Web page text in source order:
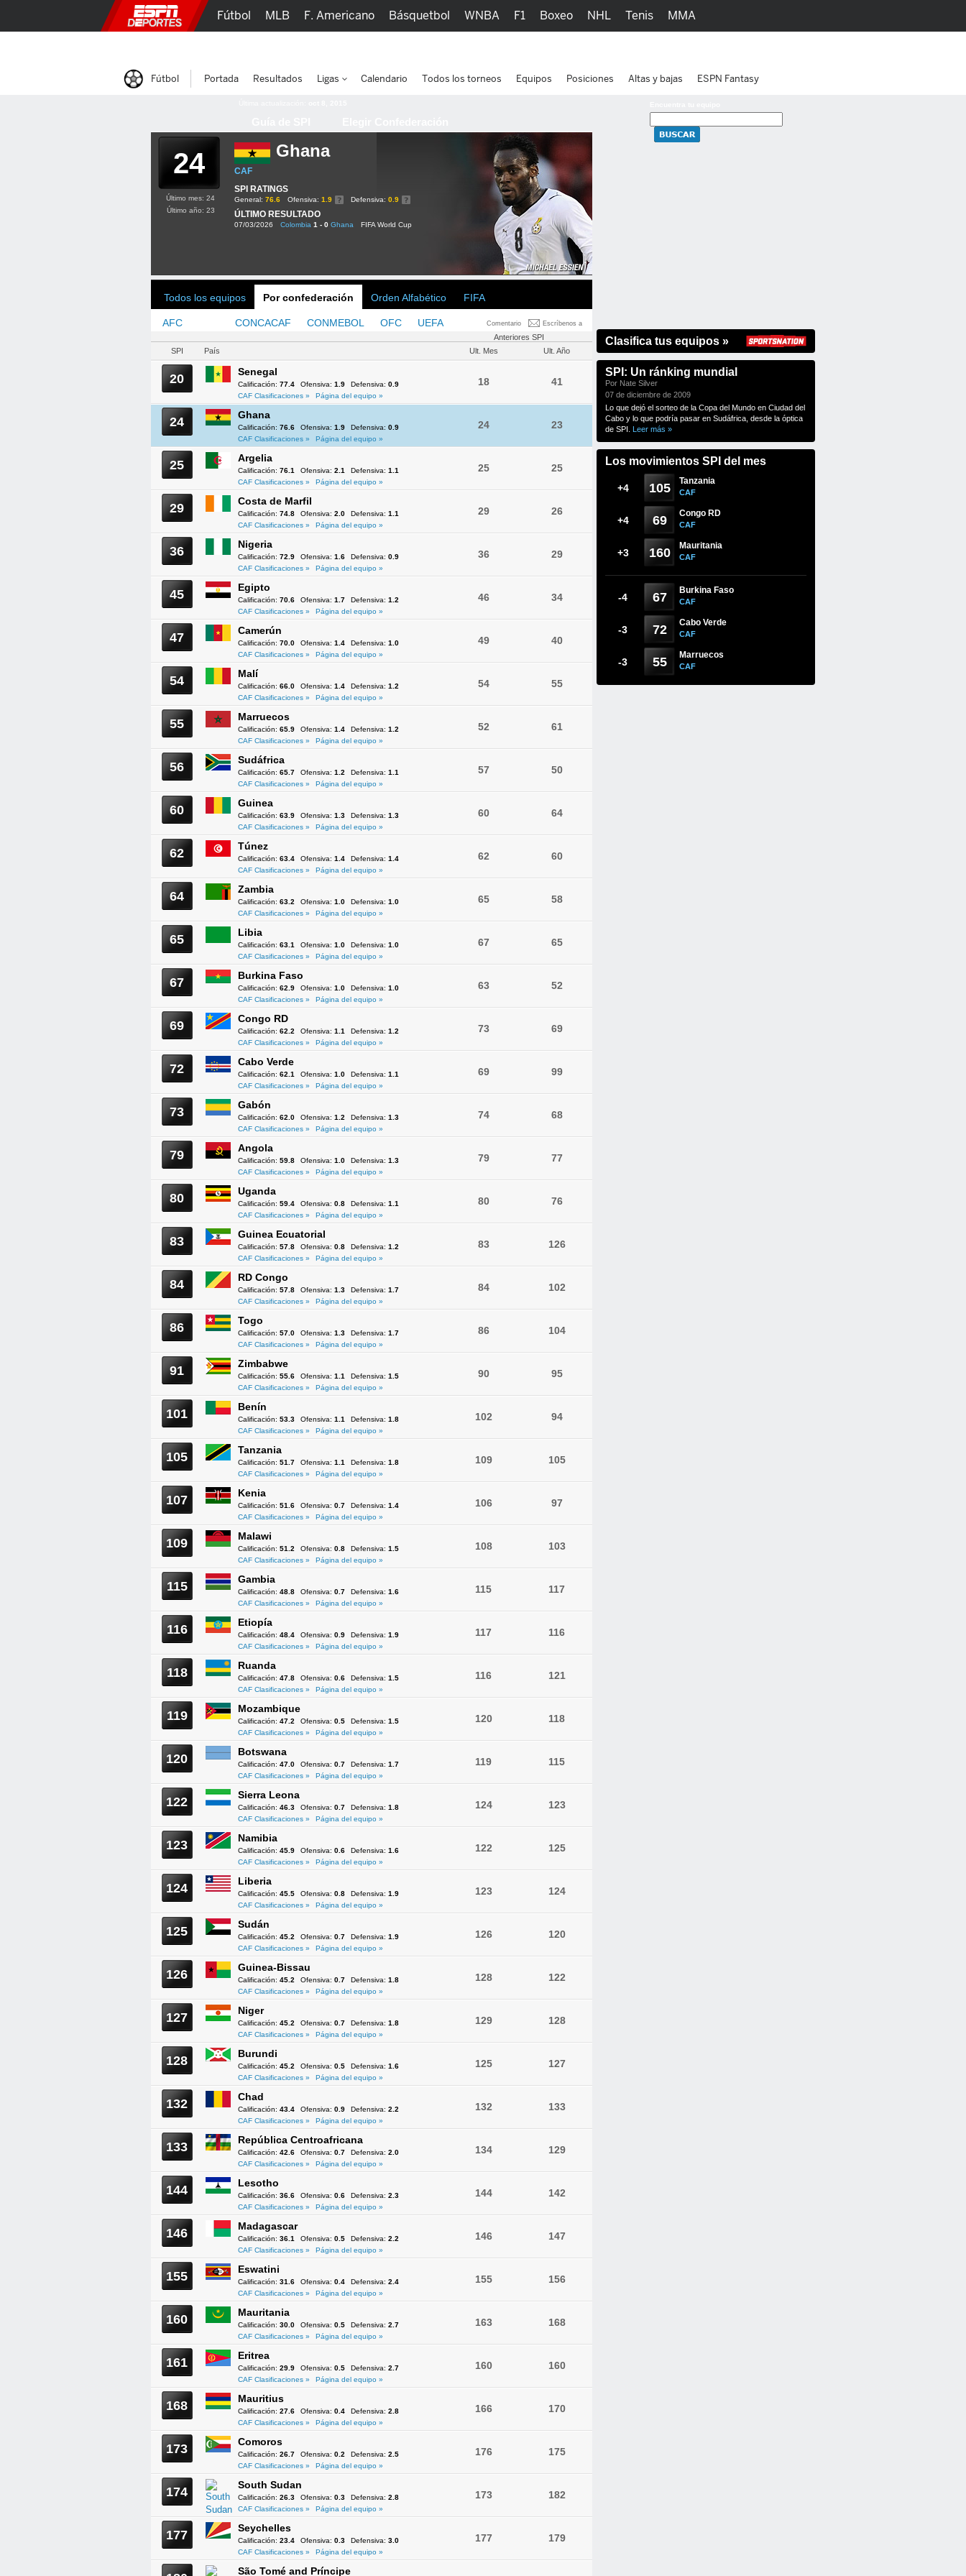
24 Ghana
CAF
SPI RATINGS
General: 76.6 Ofensiva: 1.9 Defensiva: 0.9
ÚLTIMO RESULTADO
07/03/2026 Colombia 1 - 0 Ghana FIFA World Cup
Último mes: 24
Último año: 23
Todos los equipos Por confederación Orden Alfabético FIFA
Comentario Escríbenos a
AFC CONCACAF CONMEBOL OFC UEFA
Anteriores SPI
SPI
País Ult. Mes Ult. Año
20 Senegal
Calificación: 77.4 Ofensiva: 1.9 Defensiva: 0.9
CAF Clasificaciones »
Página del equipo »
18 41
24 Ghana
Calificación: 76.6 Ofensiva: 1.9 Defensiva: 0.9
CAF Clasificaciones »
Página del equipo »
24 23
25 Argelia
Calificación: 76.1 Ofensiva: 2.1 Defensiva: 1.1
CAF Clasificaciones »
Página del equipo »
25 25
29 Costa de Marfil
Calificación: 74.8 Ofensiva: 2.0 Defensiva: 1.1
CAF Clasificaciones »
Página del equipo »
29 26
36 Nigeria
Calificación: 72.9 Ofensiva: 1.6 Defensiva: 0.9
CAF Clasificaciones »
Página del equipo »
36 29
45 Egipto
Calificación: 70.6 Ofensiva: 1.7 Defensiva: 1.2
CAF Clasificaciones »
Página del equipo »
46 34
47 Camerún
Calificación: 70.0 Ofensiva: 1.4 Defensiva: 1.0
CAF Clasificaciones »
Página del equipo »
49 40
54 Malí
Calificación: 66.0 Ofensiva: 1.4 Defensiva: 1.2
CAF Clasificaciones »
Página del equipo »
54 55
55 Marruecos
Calificación: 65.9 Ofensiva: 1.4 Defensiva: 1.2
CAF Clasificaciones »
Página del equipo »
52 61
56 Sudáfrica
Calificación: 65.7 Ofensiva: 1.2 Defensiva: 1.1
CAF Clasificaciones »
Página del equipo »
57 50
60 Guinea
Calificación: 63.9 Ofensiva: 1.3 Defensiva: 1.3
CAF Clasificaciones »
Página del equipo »
60 64
62 Túnez
Calificación: 63.4 Ofensiva: 1.4 Defensiva: 1.4
CAF Clasificaciones »
Página del equipo »
62 60
64 Zambia
Calificación: 63.2 Ofensiva: 1.0 Defensiva: 1.0
CAF Clasificaciones »
Página del equipo »
65 58
65 Libia
Calificación: 63.1 Ofensiva: 1.0 Defensiva: 1.0
CAF Clasificaciones »
Página del equipo »
67 65
67 Burkina Faso
Calificación: 62.9 Ofensiva: 1.0 Defensiva: 1.0
CAF Clasificaciones »
Página del equipo »
63 52
69 Congo RD
Calificación: 62.2 Ofensiva: 1.1 Defensiva: 1.2
CAF Clasificaciones »
Página del equipo »
73 69
72 Cabo Verde
Calificación: 62.1 Ofensiva: 1.0 Defensiva: 1.1
CAF Clasificaciones »
Página del equipo »
69 99
73 Gabón
Calificación: 62.0 Ofensiva: 1.2 Defensiva: 1.3
CAF Clasificaciones »
Página del equipo »
74 68
79 Angola
Calificación: 59.8 Ofensiva: 1.0 Defensiva: 1.3
CAF Clasificaciones »
Página del equipo »
79 77
80 Uganda
Calificación: 59.4 Ofensiva: 0.8 Defensiva: 1.1
CAF Clasificaciones »
Página del equipo »
80 76
83 Guinea Ecuatorial
Calificación: 57.8 Ofensiva: 0.8 Defensiva: 1.2
CAF Clasificaciones »
Página del equipo »
83 126
84 RD Congo
Calificación: 57.8 Ofensiva: 1.3 Defensiva: 1.7
CAF Clasificaciones »
Página del equipo »
84 102
86 Togo
Calificación: 57.0 Ofensiva: 1.3 Defensiva: 1.7
CAF Clasificaciones »
Página del equipo »
86 104
91 Zimbabwe
Calificación: 55.6 Ofensiva: 1.1 Defensiva: 1.5
CAF Clasificaciones »
Página del equipo »
90 95
101 Benín
Calificación: 53.3 Ofensiva: 1.1 Defensiva: 1.8
CAF Clasificaciones »
Página del equipo »
102 94
105 Tanzania
Calificación: 51.7 Ofensiva: 1.1 Defensiva: 1.8
CAF Clasificaciones »
Página del equipo »
109 105
107 Kenia
Calificación: 51.6 Ofensiva: 0.7 Defensiva: 1.4
CAF Clasificaciones »
Página del equipo »
106 97
109 Malawi
Calificación: 51.2 Ofensiva: 0.8 Defensiva: 1.5
CAF Clasificaciones »
Página del equipo »
108 103
115 Gambia
Calificación: 48.8 Ofensiva: 0.7 Defensiva: 1.6
CAF Clasificaciones »
Página del equipo »
115 117
116 Etiopía
Calificación: 48.4 Ofensiva: 0.9 Defensiva: 1.9
CAF Clasificaciones »
Página del equipo »
117 116
118 Ruanda
Calificación: 47.8 Ofensiva: 0.6 Defensiva: 1.5
CAF Clasificaciones »
Página del equipo »
116 121
119 Mozambique
Calificación: 47.2 Ofensiva: 0.5 Defensiva: 1.5
CAF Clasificaciones »
Página del equipo »
120 118
120 Botswana
Calificación: 47.0 Ofensiva: 0.7 Defensiva: 1.7
CAF Clasificaciones »
Página del equipo »
119 115
122 Sierra Leona
Calificación: 46.3 Ofensiva: 0.7 Defensiva: 1.8
CAF Clasificaciones »
Página del equipo »
124 123
123 Namibia
Calificación: 45.9 Ofensiva: 0.6 Defensiva: 1.6
CAF Clasificaciones »
Página del equipo »
122 125
124 Liberia
Calificación: 45.5 Ofensiva: 0.8 Defensiva: 1.9
CAF Clasificaciones »
Página del equipo »
123 124
125 Sudán
Calificación: 45.2 Ofensiva: 0.7 Defensiva: 1.9
CAF Clasificaciones »
Página del equipo »
126 120
126 Guinea-Bissau
Calificación: 45.2 Ofensiva: 0.7 Defensiva: 1.8
CAF Clasificaciones »
Página del equipo »
128 122
127 Niger
Calificación: 45.2 Ofensiva: 0.7 Defensiva: 1.8
CAF Clasificaciones »
Página del equipo »
129 128
128 Burundi
Calificación: 45.2 Ofensiva: 0.5 Defensiva: 1.6
CAF Clasificaciones »
Página del equipo »
125 127
132 Chad
Calificación: 43.4 Ofensiva: 0.9 Defensiva: 2.2
CAF Clasificaciones »
Página del equipo »
132 133
133 República Centroafricana
Calificación: 42.6 Ofensiva: 0.7 Defensiva: 2.0
CAF Clasificaciones »
Página del equipo »
134 129
144 Lesotho
Calificación: 36.6 Ofensiva: 0.6 Defensiva: 2.3
CAF Clasificaciones »
Página del equipo »
144 142
146 Madagascar
Calificación: 36.1 Ofensiva: 0.5 Defensiva: 2.2
CAF Clasificaciones »
Página del equipo »
146 147
155 Eswatini
Calificación: 31.6 Ofensiva: 0.4 Defensiva: 2.4
CAF Clasificaciones »
Página del equipo »
155 156
160 Mauritania
Calificación: 30.0 Ofensiva: 0.5 Defensiva: 2.7
CAF Clasificaciones »
Página del equipo »
163 168
161 Eritrea
Calificación: 29.9 Ofensiva: 0.5 Defensiva: 2.7
CAF Clasificaciones »
Página del equipo »
160 160
168 Mauritius
Calificación: 27.6 Ofensiva: 0.4 Defensiva: 2.8
CAF Clasificaciones »
Página del equipo »
166 170
173 Comoros
Calificación: 26.7 Ofensiva: 0.2 Defensiva: 2.5
CAF Clasificaciones »
Página del equipo »
176 175
174 South Sudan
Calificación: 26.3 Ofensiva: 0.3 Defensiva: 2.8
CAF Clasificaciones »
Página del equipo »
173 182
177 Seychelles
Calificación: 23.4 Ofensiva: 0.3 Defensiva: 3.0
CAF Clasificaciones »
Página del equipo »
177 179
São Tomé and Príncipe
Clasifica tus equipos »
SPI: Un ránking mundial
Por Nate Silver
07 de diciembre de 2009
Lo que dejó el sorteo de la Copa del Mundo en Ciudad del
Cabo y lo que podría pasar en Sudáfrica, desde la óptica
de SPI. Leer más »
Los movimientos SPI del mes
+4 105 Tanzania
CAF
+4 69 Congo RD
CAF
+3 160 Mauritania
CAF
-4 67 Burkina Faso
CAF
-3 72 Cabo Verde
CAF
-3 55 Marruecos
CAF
Fútbol MLB F. Americano Básquetbol WNBA F1 Boxeo NHL Tenis MMA
Fútbol Portada Resultados Ligas Calendario Todos los torneos Equipos Posiciones Altas y bajas ESPN Fantasy